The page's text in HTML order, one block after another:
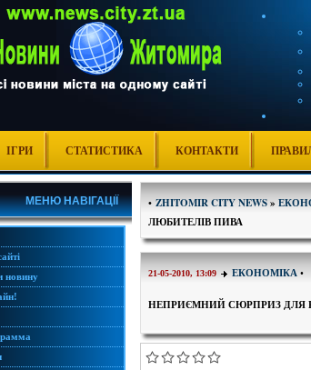
ІГРИ СТАТИСТИКА КОНТАКТИ
МЕНЮ НАВІГАЦІЇ
новину
• ZHITOMIR CITY NEWS»
ЛЮБИТЕЛІВ ПИВА
21-05-2010, 13:09 ЕКОНОМІКА •
НЕПРИЄМНИЙ СЮРПРИЗ ДЛЯ